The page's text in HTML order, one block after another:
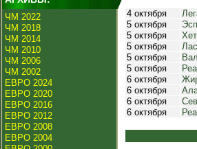
ЧМ 2022
ЧМ 2018
ЧМ 2014
ЧМ 2010
ЧМ 2006
ЧМ 2002
ЕВРО 2024
ЕВРО 2020
ЕВРО 2016
ЕВРО 2012
ЕВРО 2008
ЕВРО 2004
4 октября
5 октября
5 октября
5 октября
5 октября
5 октября
6 октября
6 октября
6 октября
6 октября